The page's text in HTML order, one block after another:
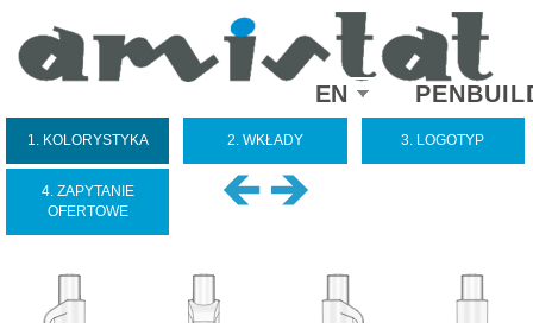
Select
yourEN
1. KOLORYSTYKA 2. WKŁADY 3. LOGOTYP
4. ZAPYTANIE
OFERTOWE